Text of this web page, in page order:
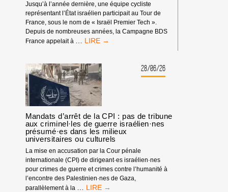
Jusqu’à l’année dernière, une équipe cycliste
représentant l’État israélien participait au Tour de
France, sous le nom de « Israël Premier Tech ».
Depuis de nombreuses années, la Campagne BDS
France appelait à
TOUR
:
PAS
D’ÉQUIPE
ISRAÉLIENNE
!
28/06/26
Mandats d’arrêt de la CPI : pas de tribune
aux criminel·les de guerre israélien·nes
présumé·es dans les milieux
universitaires ou culturels
La mise en accusation par la Cour pénale
internationale (CPI) de dirigeant·es israélien·nes
pour crimes de guerre et crimes contre l’humanité à
l’encontre des Palestinien·nes de Gaza,
parallèlement à la
MANDATS